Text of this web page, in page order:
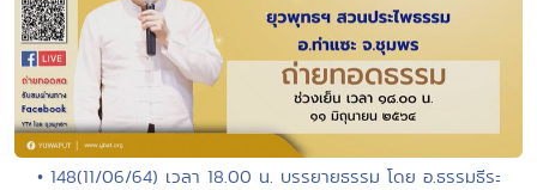
• 148(11/06/64) เวลา 18.00 น. บรรยายธรรม โดย อ.ธรรมธีระ